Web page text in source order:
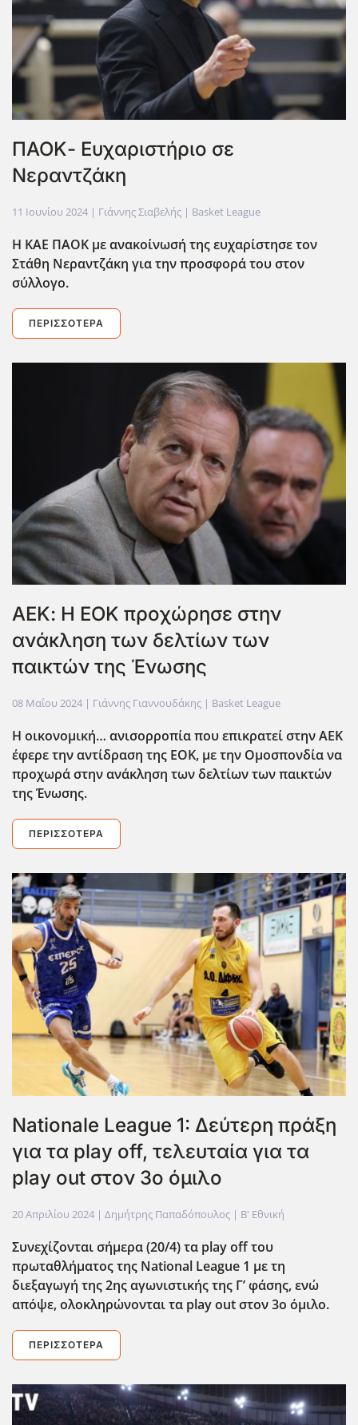
ΠΑΟΚ- Ευχαριστήριο σε
Νεραντζάκη
11 Ιουνίου 2024 | Γιάννης Σιαβελής | Basket League
Η ΚΑΕ ΠΑΟΚ με ανακοίνωσή της ευχαρίστησε τον
Στάθη Νεραντζάκη για την προσφορά του στον
σύλλογο.
ΠΕΡΙΣΣΌΤΕΡΑ
ΑΕΚ: Η ΕΟΚ προχώρησε στην
ανάκληση των δελτίων των
παικτών της Ένωσης
08 Μαΐου 2024 | Γιάννης Γιαννουδάκης | Basket League
Η οικονομική… ανισορροπία που επικρατεί στην ΑΕΚ
έφερε την αντίδραση της ΕΟΚ, με την Ομοσπονδία να
προχωρά στην ανάκληση των δελτίων των παικτών
της Ένωσης.
ΠΕΡΙΣΣΌΤΕΡΑ
Nationale League 1: Δεύτερη πράξη
για τα play off, τελευταία για τα
play out στον 3ο όμιλο
20 Απριλίου 2024 | Δημήτρης Παπαδόπουλος | Β' Εθνική
Συνεχίζονται σήμερα (20/4) τα play off του
πρωταθλήματος της National League 1 με τη
διεξαγωγή της 2ης αγωνιστικής της Γ’ φάσης, ενώ
απόψε, ολοκληρώνονται τα play out στον 3ο όμιλο.
ΠΕΡΙΣΣΌΤΕΡΑ